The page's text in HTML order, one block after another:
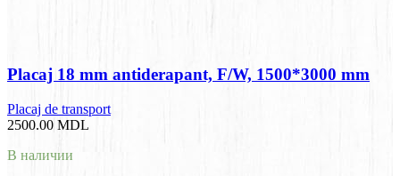
Placaj 18 mm antiderapant, F/W, 1500*3000 mm
Placaj de transport
2500.00 MDL
В наличии